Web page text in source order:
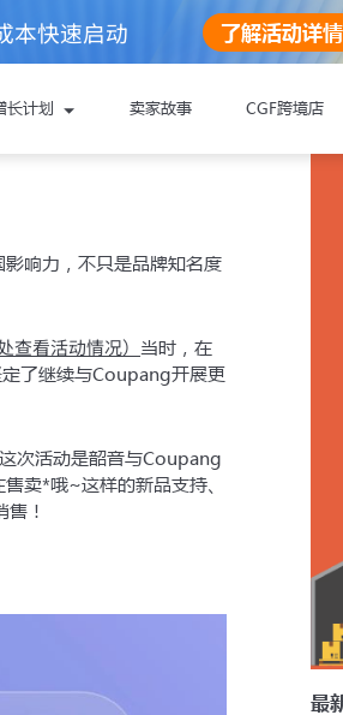
本快速启动 了解活动详情
长计划 卖家故事 CGF跨境店
还未准备好
已经准备好
您将前往Coupang Corp
韶音
响力，不只是品牌知名度
查看活动情况） 当时，在
了继续与Coupang开展更
次活动是韶音与Coupang
卖*哦~这样的新品支持、
！
最